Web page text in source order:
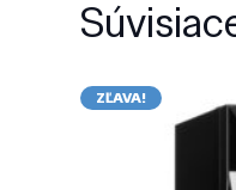
ZĽAVA!